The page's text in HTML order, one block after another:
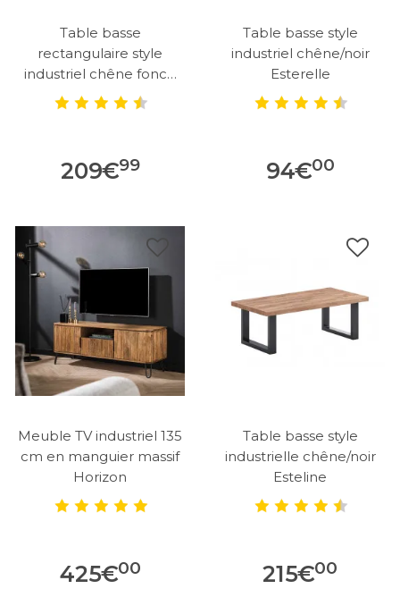
Table basse
rectangulaire style
industriel chêne foncé
Clémentine
209€99
Table basse style
industriel chêne/noir
Esterelle
94€00
Meuble TV industriel 135
cm en manguier massif
Horizon
425€00
Table basse style
industrielle chêne/noir
Esteline
215€00